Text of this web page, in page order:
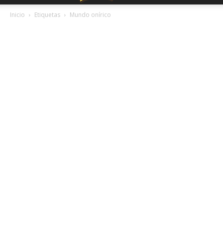
Inicio Etiquetas Mundo onírico